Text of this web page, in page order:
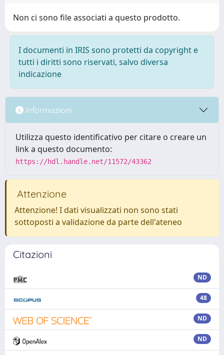
Non ci sono file associati a questo prodotto.
I documenti in IRIS sono protetti da copyright e
tutti i diritti sono riservati, salvo diversa
indicazione
Informazioni
Utilizza questo identificativo per citare o creare un
link a questo documento:
https://hdl.handle.net/11572/43362
Attenzione
Attenzione! I dati visualizzati non sono stati
sottoposti a validazione da parte dell'ateneo
Citazioni
ND
48
ND
ND